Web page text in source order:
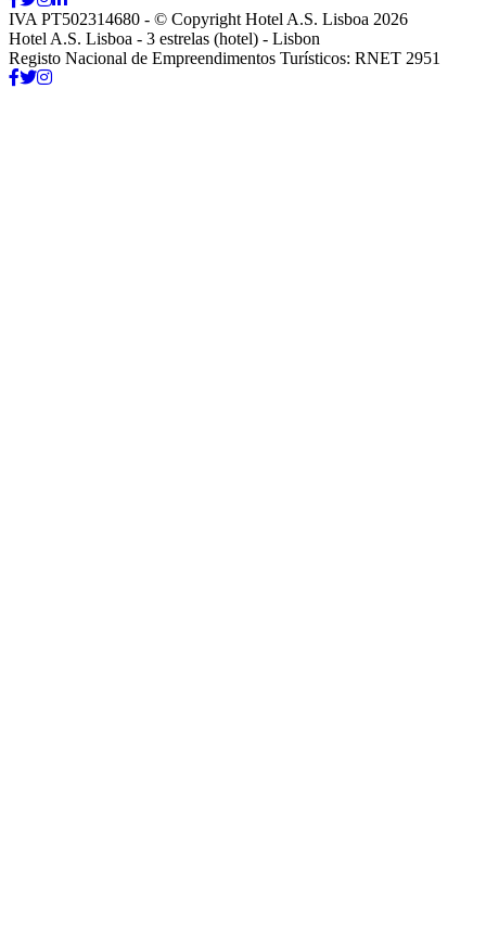
IVA PT502314680 - © Copyright Hotel A.S. Lisboa 2026
Hotel A.S. Lisboa - 3 estrelas (hotel) - Lisbon
Registo Nacional de Empreendimentos Turísticos: RNET 2951